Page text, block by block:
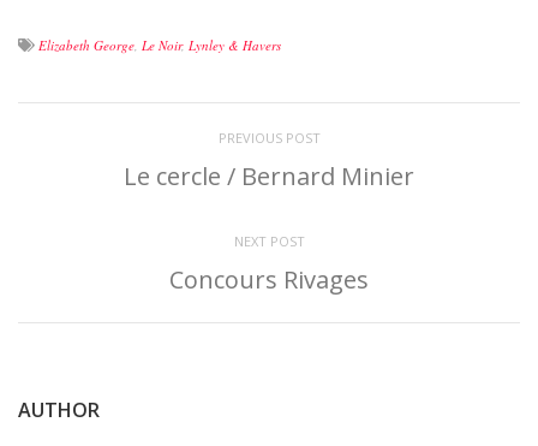
Elizabeth George Le Noir, Lynley & Havers
PREVIOUS POST
Le cercle / Bernard Minier
NEXT POST
Concours Rivages
AUTHOR